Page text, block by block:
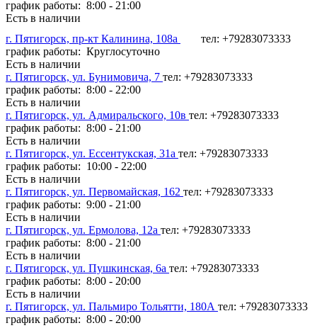
график работы: 8:00 - 21:00
Есть в наличии
г. Пятигорск, пр-кт Калинина, 108а
тел: +79283073333
график работы: Круглосуточно
Есть в наличии
г. Пятигорск, ул. Бунимовича, 7 тел: +79283073333
график работы: 8:00 - 22:00
Есть в наличии
г. Пятигорск, ул. Адмиральского, 10в тел: +79283073333
график работы: 8:00 - 21:00
Есть в наличии
г. Пятигорск, ул. Ессентукская, 31а тел: +79283073333
график работы: 10:00 - 22:00
Есть в наличии
г. Пятигорск, ул. Первомайская, 162 тел: +79283073333
график работы: 9:00 - 21:00
Есть в наличии
г. Пятигорск, ул. Ермолова, 12а тел: +79283073333
график работы: 8:00 - 21:00
Есть в наличии
г. Пятигорск, ул. Пушкинская, 6а тел: +79283073333
график работы: 8:00 - 20:00
Есть в наличии
г. Пятигорск, ул. Пальмиро Тольятти, 180А тел: +79283073333
график работы: 8:00 - 20:00